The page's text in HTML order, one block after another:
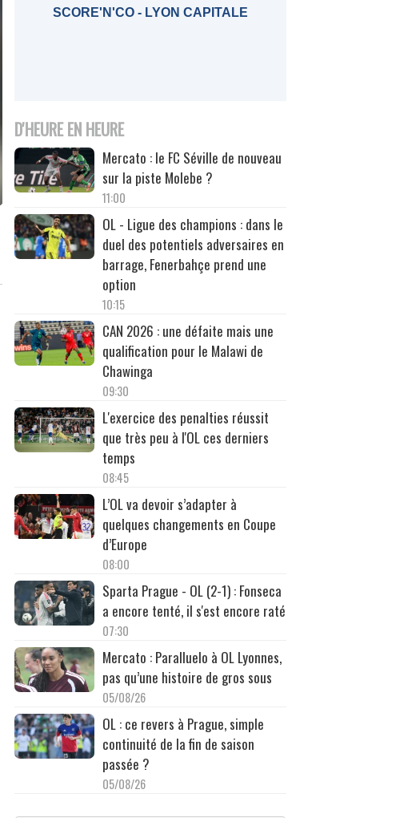
SCORE'N'CO - LYON CAPITALE
D'HEURE EN HEURE
Mercato : le FC Séville de nouveau
sur la piste Molebe ?
11:00
OL - Ligue des champions : dans le
duel des potentiels adversaires en
barrage, Fenerbahçe prend une
option
10:15
CAN 2026 : une défaite mais une
qualification pour le Malawi de
Chawinga
09:30
L'exercice des penalties réussit
que très peu à l'OL ces derniers
temps
08:45
L’OL va devoir s’adapter à
quelques changements en Coupe
d’Europe
08:00
Sparta Prague - OL (2-1) : Fonseca
a encore tenté, il s'est encore raté
07:30
Mercato : Paralluelo à OL Lyonnes,
pas qu’une histoire de gros sous
05/08/26
OL : ce revers à Prague, simple
continuité de la fin de saison
passée ?
05/08/26